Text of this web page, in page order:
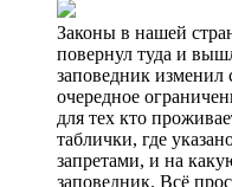
Законы в нашей
повернул туда и
заповедник
очередное
для тех кто
таблички, где
запретами, и на
заповедник. Всё